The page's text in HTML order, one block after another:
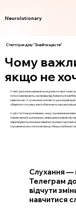
Neurolutionary
Статті розділу "Знайти щастя"
Чому
якщо не
У світі, де кожен намагається донести своє слово,
голоси замовкають, насправді відбувається
навколо нас. У сучасному контексті, де
зберігати стосунки, але й збагачують наш
У цій статті ми розглянемо, чому слухання
сприяє емпатії, допомагає у вирішенні
перетворюється на важливий інструмент, здатний
слухання може стати ключем до більш глибоких і
Слухання —
Телеграм
відчути
навчитися